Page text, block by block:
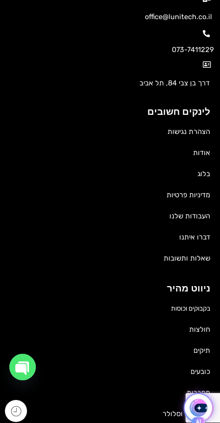
ניווט מהיר
בקבוקים וכוסות
חולצות
תיקים
כובעים
מחברות
גאדג'טים וסלולר
לינקים חשובים
הצהרת נגישות
אודות
בלוג
מדיניות פרטיות
העבודות שלנו
דברו איתנו
שאלות ותשובות
office@lunitech.co.il
073-7411229
דרך בן צבי 84, תל אביב